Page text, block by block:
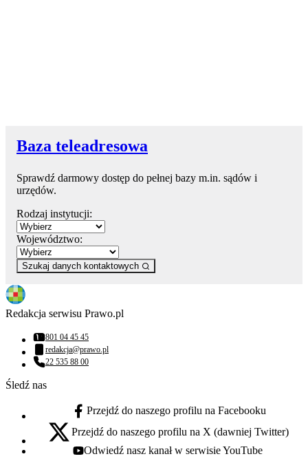
Baza teleadresowa
Sprawdź darmowy dostęp do pełnej bazy m.in. sądów i
urzędów.
Rodzaj instytucji:
Województwo:
Szukaj danych kontaktowych
Redakcja serwisu Prawo.pl
Numer telefonu:
801 04 45 45
Adres email:
redakcja@prawo.pl
Numer telefonu:
22 535 88 00
Śledź nas
facebook - otwiera się w nowej karcie
Przejdź do naszego profilu na Facebooku
x - otwiera się w nowej karcie
Przejdź do naszego profilu na X (dawniej Twitter)
youtube - otwiera się w nowej karcie
Odwiedź nasz kanał w serwisie YouTube